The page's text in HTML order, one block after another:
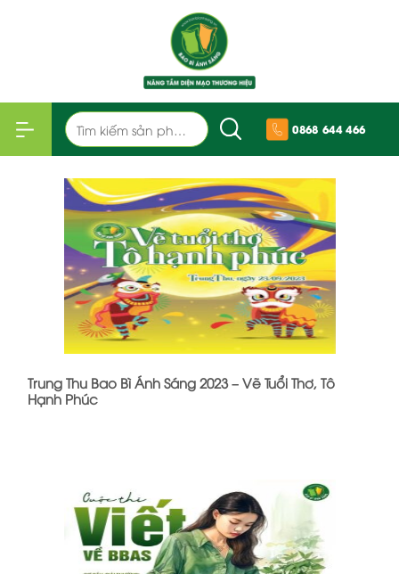
Tìm
kiếm:
0868 644 466
Trung Thu Bao Bì Ánh Sáng 2023 – Vẽ Tuổi Thơ, Tô
Hạnh Phúc